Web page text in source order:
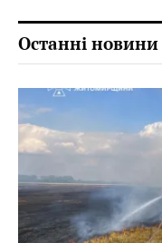
Останні новини